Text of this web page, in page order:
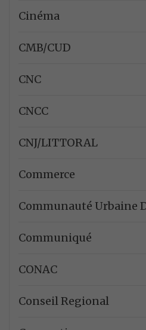
Cinéma
CMB/CUD
CNC
CNCC
CNJ/LITTORAL
Commerce
Communauté Urbaine
Communiqué
CONAC
Conseil Regional